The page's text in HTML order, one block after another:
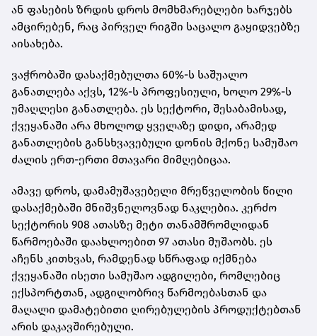
ან ფასების ზრდის დროს მომხმარებლები ხარჯებს
ამცირებენ, რაც პირველ რიგში საცალო გაყიდვებზე
აისახება.
ვაჭრობაში დასაქმებულთა 60%-ს საშუალო
განათლება აქვს, 12%-ს პროფესიული, ხოლო 29%-ს
უმაღლესი განათლება. ეს სექტორი, შესაბამისად,
ქვეყანაში არა მხოლოდ ყველაზე დიდი, არამედ
განათლების განსხვავებული დონის მქონე სამუშაო
ძალის ერთ-ერთი მთავარი მიმღებიცაა.
ამავე დროს, დამამუშავებელი მრეწველობის წილი
დასაქმებაში მნიშვნელოვნად ნაკლებია. კერძო
სექტორის 908 ათასზე მეტი თანამშრომლიდან
წარმოებაში დაახლოებით 97 ათასი მუშაობს. ეს
აჩენს კითხვას, რამდენად სწრაფად იქმნება
ქვეყანაში ისეთი სამუშაო ადგილები, რომლებიც
ექსპორტთან, ადგილობრივ წარმოებასთან და
მაღალი დამატებითი ღირებულების პროდუქტებთან
არის დაკავშირებული.